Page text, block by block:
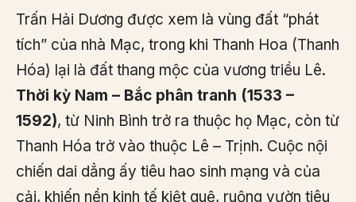
Trấn Hải Dương được xem là vùng đất “phát
tích” của nhà Mạc, trong khi Thanh Hoa (Thanh
Hóa) lại là đất thang mộc của vương triều Lê.
Thời kỳ Nam – Bắc phân tranh (1533 –
1592), từ Ninh Bình trở ra thuộc họ Mạc, còn từ
Thanh Hóa trở vào thuộc Lê – Trịnh. Cuộc nội
chiến dai dẳng ấy tiêu hao sinh mạng và của
cải, khiến nền kinh tế kiệt quệ, ruộng vườn tiêu